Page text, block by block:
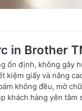
in Brother
ổn định, không gây
kiệm giấy và nâng
không đều, mờ
khách hàng yên tâm